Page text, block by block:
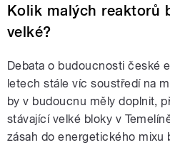
Kolik malých reaktorů
velké?
Debata o budoucnosti české
letech stále víc soustředí na
by v budoucnu měly doplnit,
stávající velké bloky v
zásah do energetického